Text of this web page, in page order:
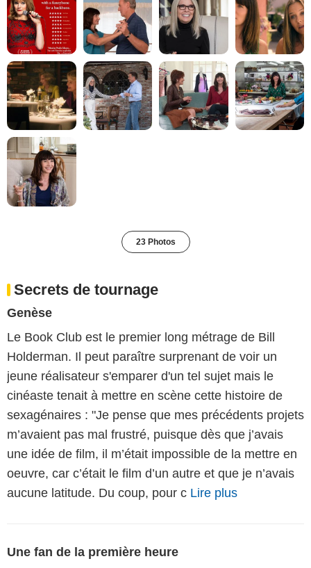
23 Photos
Secrets de tournage
Genèse
Le Book Club est le premier long métrage de Bill
Holderman. Il peut paraître surprenant de voir un
jeune réalisateur s'emparer d'un tel sujet mais le
cinéaste tenait à mettre en scène cette histoire de
sexagénaires : "Je pense que mes précédents projets
m’avaient pas mal frustré, puisque dès que j’avais
une idée de film, il m’était impossible de la mettre en
oeuvre, car c’était le film d’un autre et que je n’avais
aucune latitude. Du coup, pour c Lire plus
Une fan de la première heure